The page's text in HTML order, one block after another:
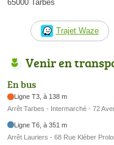
65000 Tarbes
Trajet Waze
Venir en
En bus
Ligne T3, à 138 m
Arrêt Tarbes - Intermarché - 72
Ligne T6, à 351 m
Arrêt Lauriers - 68 Rue Kléber